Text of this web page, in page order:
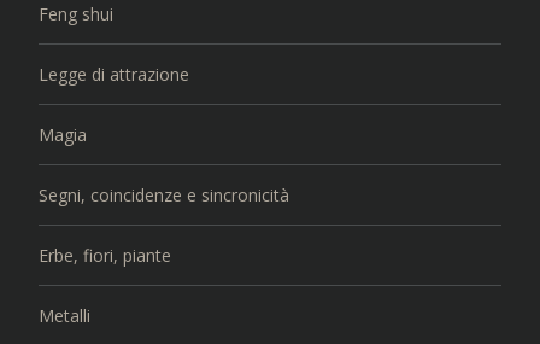
Feng shui
Legge di attrazione
Magia
Segni, coincidenze e sincronicità
Erbe, fiori, piante
Metalli